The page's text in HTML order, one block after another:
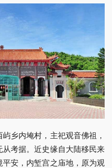
乡内埯村，主祀观音佛祖，
考据。近史缘自大陆移民来
安，内堑宫之庙地，原为观